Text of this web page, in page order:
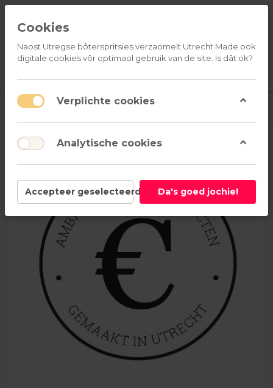
PRODUCTEN
RELATIEGESCHENKEN
ONS
Cookies
Naost Utregse bôterspritsies verzaomelt Utrecht Made ook
digitale cookies vôr optimaol gebruik van de site. Is dât ok?
Verplichte cookies
Analytische cookies
Accepteer geselecteerd Da's goed jochie!